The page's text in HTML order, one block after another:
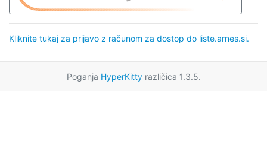
Kliknite tukaj za prijavo z računom za dostop do liste.arnes.si.
Poganja HyperKittyrazličica 1.3.5.